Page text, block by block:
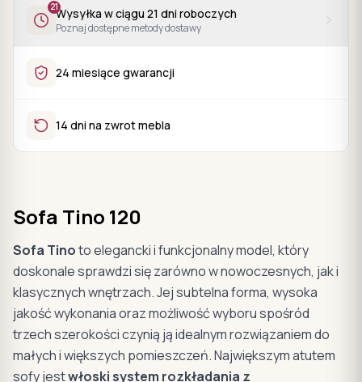
21Wysyłka w ciągu 21 dni roboczych
Poznaj dostępne metody dostawy
24 miesiące gwarancji
14 dni na zwrot mebla
Sofa Tino 120
Sofa Tinoto elegancki i funkcjonalny model, który
doskonale sprawdzi się zarówno w nowoczesnych, jak i
klasycznych wnętrzach. Jej subtelna forma, wysoka
jakość wykonania oraz możliwość wyboru spośród
trzech szerokości czynią ją idealnym rozwiązaniem do
małych i większych pomieszczeń. Największym atutem
sofy jestwłoski system rozkładania z